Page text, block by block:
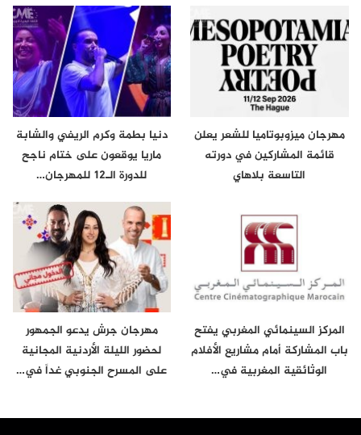
مهرجان ميزوبوتاميا للشعر يعلن
قائمة المشاركين في دورته
التاسعة بلاهاي
دنيا بطمة وكرم الريفي والشابة
ماريا يوقعون على ختام ناجح
للدورة الـ12 للمهرجان…
المركز السينمائي المغربي يفتح
باب المشاركة أمام مشاريع الأفلام
الوثائقية المغربية في…
مهرجان جرش يدعو الجمهور
لحضور الليلة الأردنية المجانية
على المسرح الجنوبي غداً في…